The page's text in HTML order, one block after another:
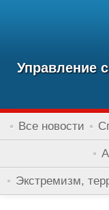
Управление
Все новости
Экстремизм,